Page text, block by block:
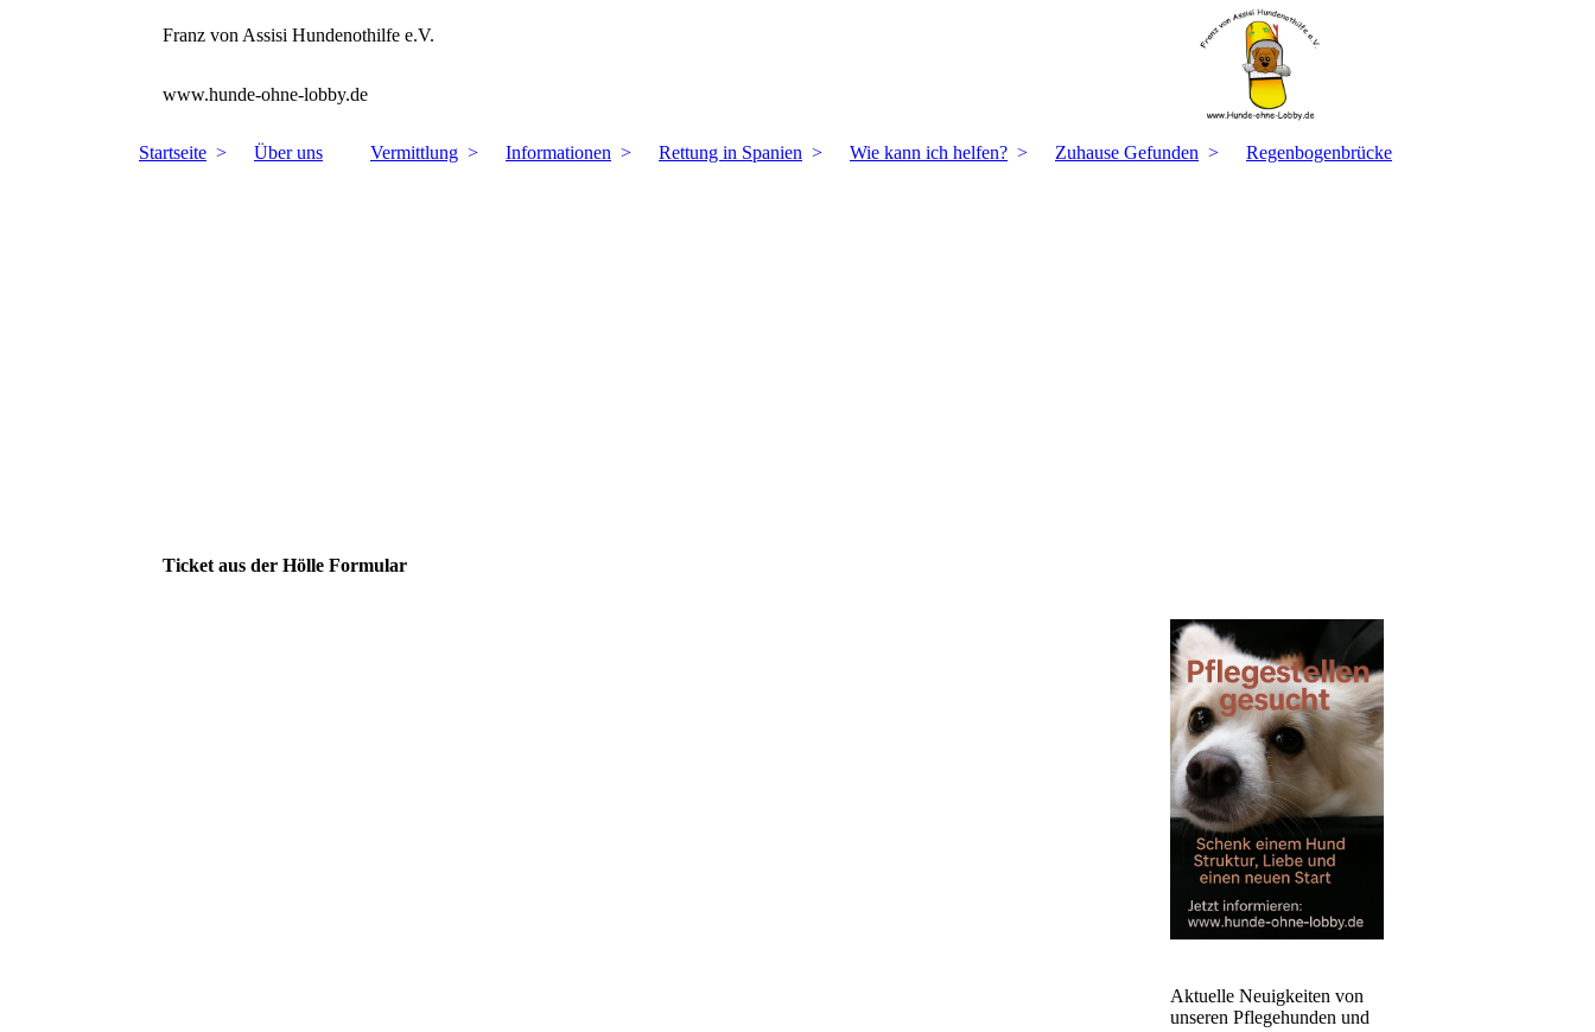
Franz von Assisi Hundenothilfe e.V.
www.hunde-ohne-lobby.de
Startseite Über uns Vermittlung Informationen Rettung in Spanien Wie kann ich helfen? Zuhause Gefunden Regenbogenbrücke
Ticket aus der Hölle Formular
Aktuelle Neuigkeiten von
unseren Pflegehunden und